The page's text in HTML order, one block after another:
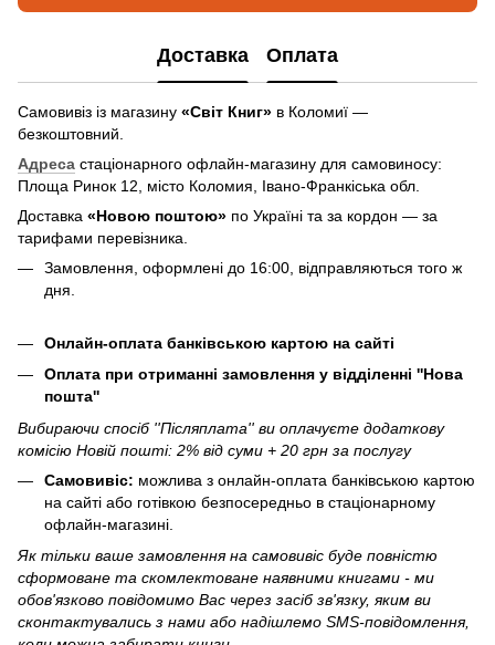
Доставка Оплата
Самовивіз із магазину «Світ Книг» в Коломиї —
безкоштовний.
Адреса стаціонарного офлайн-магазину для самовиносу:
Площа Ринок 12, місто Коломия, Івано-Франкіська обл.
Доставка «Новою поштою» по Україні та за кордон — за
тарифами перевізника.
Замовлення, оформлені до 16:00, відправляються того ж
дня.
Онлайн-оплата банківською картою на сайті
Оплата при отриманні замовлення у відділенні ''Нова
пошта''
Вибираючи спосіб ''Післяплата'' ви оплачуєте додаткову
комісію Новій пошті: 2% від суми + 20 грн за послугу
Самовивіс: можлива з онлайн-оплата банківською картою
на сайті або готівкою безпосередньо в стаціонарному
офлайн-магазині.
Як тільки ваше замовлення на самовивіс буде повністю
сформоване та скомлектоване наявними книгами - ми
обов'язково повідомимо Вас через засіб зв'язку, яким ви
сконтактувались з нами або надішлемо SMS-повідомлення,